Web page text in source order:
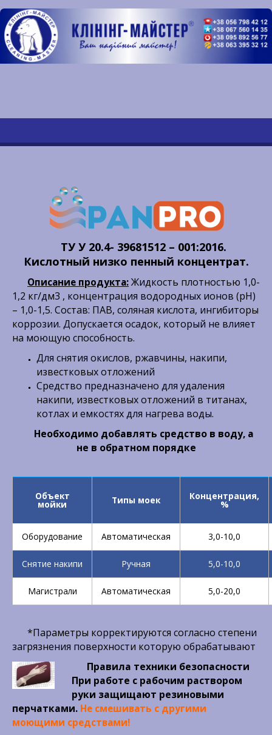
ТУ У 20.4- 39681512 – 001:2016.
Кислотный низко пенный концентрат.
Описание продукта:Жидкость плотностью 1,0-
1,2 кг/дм3 , концентрация водородных ионов (рН)
– 1,0-1,5. Состав: ПАВ, соляная кислота, ингибиторы
коррозии. Допускается осадок, который не влияет
на моющую способность.
Для снятия окислов, ржавчины, накипи,
известковых отложений
Средство предназначено для удаления
накипи, известковых отложений в титанах,
котлах и емкостях для нагрева воды.
Необходимо добавлять средство в воду, а
не в обратном порядке
Объект
мойки Типы моек Концентрация,
%
Оборудование Автоматическая 3,0-10,0
Снятие накипи Ручная 5,0-10,0
Магистрали Автоматическая 5,0-20,0
*Параметры корректируются согласно степени
загрязнения поверхности которую обрабатывают
Правила техники безопасности
При работе с рабочим раствором
руки защищают резиновыми
перчатками. Не смешивать с другими
моющими средствами!